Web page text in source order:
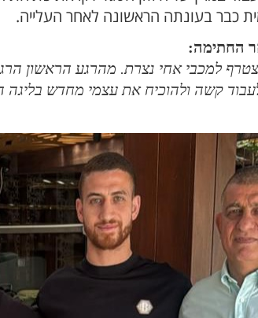
כבר בעונתה הראשונה לאחר העלייה.
החתימה:
למכבי אחי נצרת. מהרגע הראשון
קשה ולהוכיח את עצמי מחדש